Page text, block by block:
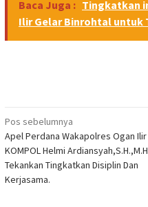
Baca Juga : Tingkatkan
Ilir Gelar Binrohtal untuk
Navigasi
pos
Pos sebelumnya
Apel Perdana Wakapolres Ogan Ilir
KOMPOL Helmi Ardiansyah,S.H.,M.H
Tekankan Tingkatkan Disiplin Dan
Kerjasama.